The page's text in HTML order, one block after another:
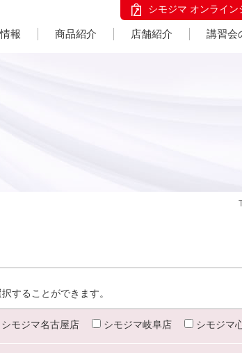
シモジマ オンライン
報 商品紹介 店舗紹介 講習会
することができます。
シモジマ名古屋店 シモジマ岐阜店 シモジマ